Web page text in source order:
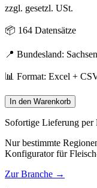
zzgl. gesetzl. USt.
📦 164 Datensätze
📍 Bundesland: Sachsen
📊 Format: Excel +
In den Warenkorb
Sofortige Lieferung
Nur bestimmte
Konfigurator für
Zur Branche →